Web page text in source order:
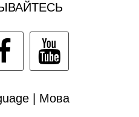
| Мова